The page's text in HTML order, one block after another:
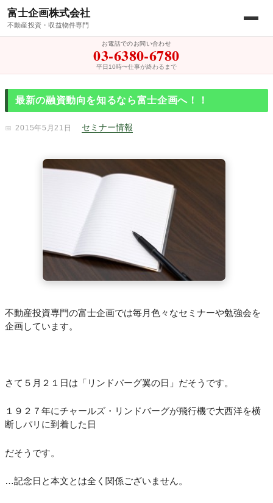
富士企画株式会社
不動産投資・収益物件専門
お電話でのお問い合わせ
03-6380-6780
平日10時〜仕事が終わるまで
最新の融資動向を知るなら富士企画へ！！
2015年5月21日 セミナー情報
不動産投資専門の富士企画では毎月色々なセミナーや勉強会を
企画しています。
さて５月２１日は「リンドバーグ翼の日」だそうです。
１９２７年にチャールズ・リンドバーグが飛行機で大西洋を横
断しパリに到着した日
だそうです。
…記念日と本文とは全く関係ございません。